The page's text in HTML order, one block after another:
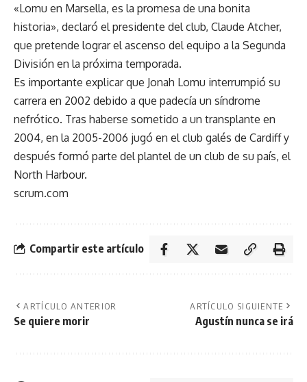
«Lomu en Marsella, es la promesa de una bonita
historia», declaró el presidente del club, Claude Atcher,
que pretende lograr el ascenso del equipo a la Segunda
División en la próxima temporada.
Es importante explicar que Jonah Lomu interrumpió su
carrera en 2002 debido a que padecía un síndrome
nefrótico. Tras haberse sometido a un transplante en
2004, en la 2005-2006 jugó en el club galés de Cardiff y
después formó parte del plantel de un club de su país, el
North Harbour.
scrum.com
Compartir este artículo
ARTÍCULO ANTERIOR
Se quiere morir
ARTÍCULO SIGUIENTE
Agustín nunca se irá